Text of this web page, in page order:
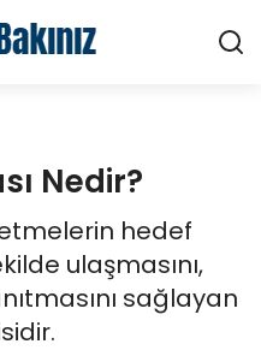
Nedir?
hedef
ulaşmasını,
sağlayan